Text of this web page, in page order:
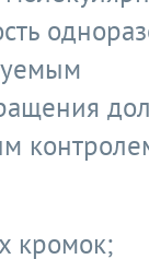
кромок;